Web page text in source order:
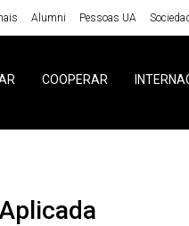
Alumni Pessoas UA
COOPERAR